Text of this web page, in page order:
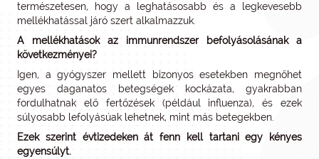
természetesen, hogy a leghatásosabb és a legkevesebb
mellékhatással járó szert alkalmazzuk.
A mellékhatások az immunrendszer befolyásolásának a
következményei?
Igen, a gyógyszer mellett bizonyos esetekben megnőhet
egyes daganatos betegségek kockázata, gyakrabban
fordulhatnak elő fertőzések (például influenza), és ezek
súlyosabb lefolyásúak lehetnek, mint más betegekben.
Ezek szerint évtizedeken át fenn kell tartani egy kényes
egyensúlyt.